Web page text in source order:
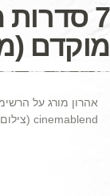
7
מוקדם
אהרון מורג על
cinemablend (צילום מסך).